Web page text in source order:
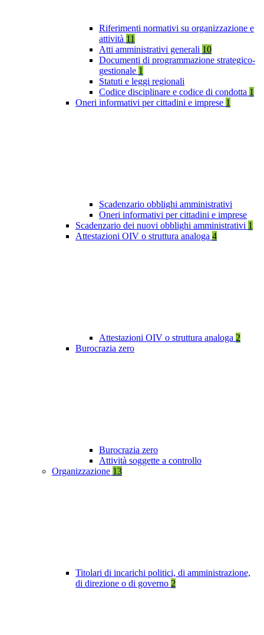
Riferimenti normativi su organizzazione e
attività 11
Atti amministrativi generali 10
Documenti di programmazione strategico-
gestionale 1
Statuti e leggi regionali
Codice disciplinare e codice di condotta 1
Oneri informativi per cittadini e imprese 1
Scadenzario obblighi amministrativi
Oneri informativi per cittadini e imprese
Scadenzario dei nuovi obblighi amministrativi 1
Attestazioni OIV o struttura analoga 4
Attestazioni OIV o struttura analoga 2
Burocrazia zero
Burocrazia zero
Attività soggette a controllo
Organizzazione 13
Titolari di incarichi politici, di amministrazione,
di direzione o di governo 2